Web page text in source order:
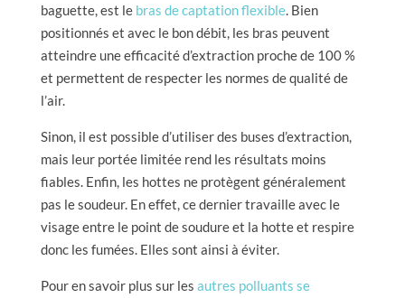
baguette, est le bras de captation flexible. Bien
positionnés et avec le bon débit, les bras peuvent
atteindre une efficacité d’extraction proche de 100 %
et permettent de respecter les normes de qualité de
l’air.
Sinon, il est possible d’utiliser des buses d’extraction,
mais leur portée limitée rend les résultats moins
fiables. Enfin, les hottes ne protègent généralement
pas le soudeur. En effet, ce dernier travaille avec le
visage entre le point de soudure et la hotte et respire
donc les fumées. Elles sont ainsi à éviter.
Pour en savoir plus sur les autres polluants se